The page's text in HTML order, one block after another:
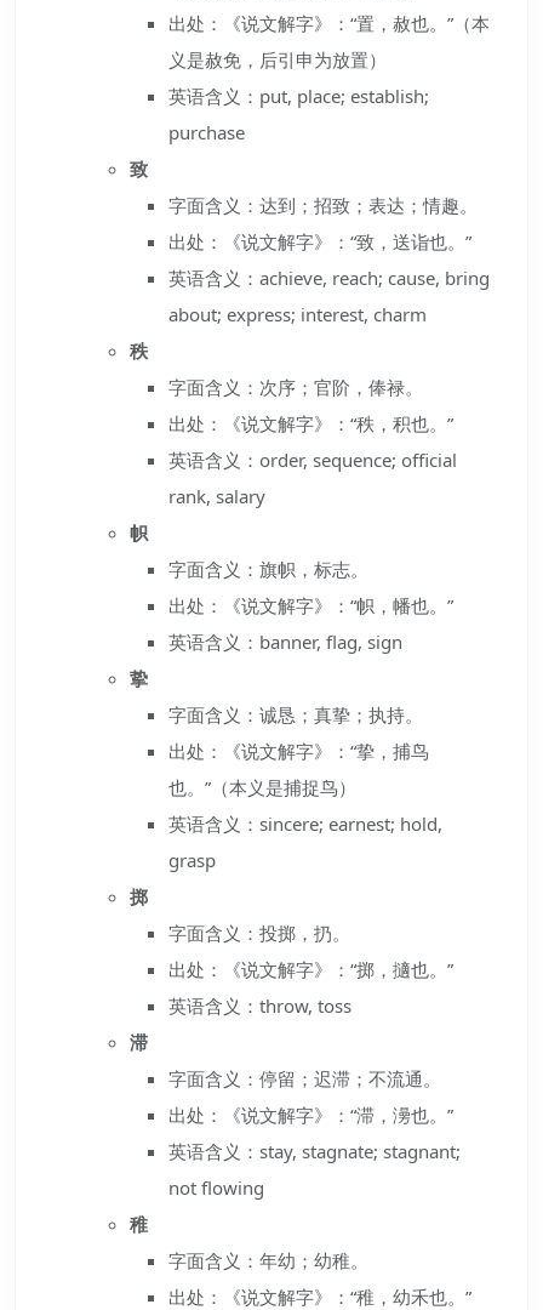
出处：《说文解字》：“置，赦也。”（本
义是赦免，后引申为放置）
英语含义：put, place; establish;
purchase
致
字面含义：达到；招致；表达；情趣。
出处：《说文解字》：“致，送诣也。”
英语含义：achieve, reach; cause, bring
about; express; interest, charm
秩
字面含义：次序；官阶，俸禄。
出处：《说文解字》：“秩，积也。”
英语含义：order, sequence; official
rank, salary
帜
字面含义：旗帜，标志。
出处：《说文解字》：“帜，幡也。”
英语含义：banner, flag, sign
挚
字面含义：诚恳；真挚；执持。
出处：《说文解字》：“挚，捕鸟
也。”（本义是捕捉鸟）
英语含义：sincere; earnest; hold,
grasp
掷
字面含义：投掷，扔。
出处：《说文解字》：“掷，擿也。”
英语含义：throw, toss
滞
字面含义：停留；迟滞；不流通。
出处：《说文解字》：“滞，澷也。”
英语含义：stay, stagnate; stagnant;
not flowing
稚
字面含义：年幼；幼稚。
出处：《说文解字》：“稚，幼禾也。”